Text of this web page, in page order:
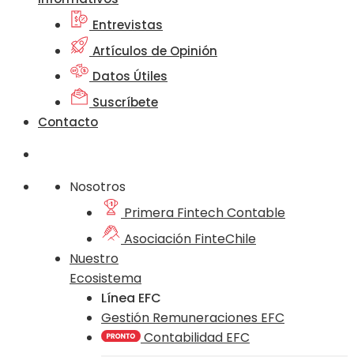
Entrevistas
Artículos de Opinión
Datos Útiles
Suscríbete
Contacto
Nosotros
Primera Fintech Contable
Asociación FinteChile
Nuestro
Ecosistema
Línea EFC
Gestión Remuneraciones EFC
Contabilidad EFC